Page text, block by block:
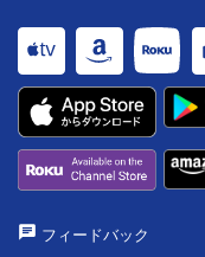
フィードバック